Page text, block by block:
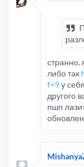
странно,
либо так
f=9у
другого
пшп